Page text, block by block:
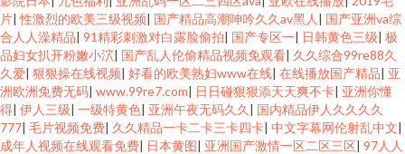
片|性激烈的欧美三级视频| 国产精品高潮呻吟久久av黑人 | 国产亚洲va综
合人人澡精品| 91精彩刺激对白露脸偷拍| 国产专区一| 日韩黄色三级| 极
品妇女扒开粉嫩小泬| 国产乱人伦偷精品视频免观看| 久久综合99re88久
久爱| 狠狠操在线视频| 好看的欧美熟妇www在线| 在线播放国产精品| 亚
洲欧洲免费无码| www.99re7.com| 日日碰狠狠添天天爽不卡| 亚洲你懂
得| 伊人三级| 一级特黄色| 亚洲午夜无码久久 | 国内精品伊人久久久久
777| 毛片视频免费| 久久精品一卡二卡三卡四卡| 中文字幕网伦射乱中文|
成年人视频在线观看免费| 日本黄图| 亚洲国产激情一区二区三区| 97人人